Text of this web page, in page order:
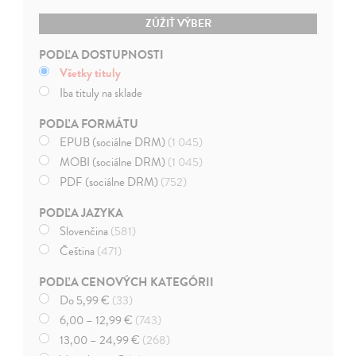
ZÚŽIŤ VÝBER
PODĽA DOSTUPNOSTI
Všetky tituly
Iba tituly na sklade
PODĽA FORMÁTU
EPUB (sociálne DRM)(1 045)
MOBI (sociálne DRM)(1 045)
PDF (sociálne DRM)(752)
PODĽA JAZYKA
Slovenčina(581)
Čeština(471)
PODĽA CENOVÝCH KATEGÓRII
Do 5,99 € (33)
6,00 – 12,99 € (743)
13,00 – 24,99 € (268)